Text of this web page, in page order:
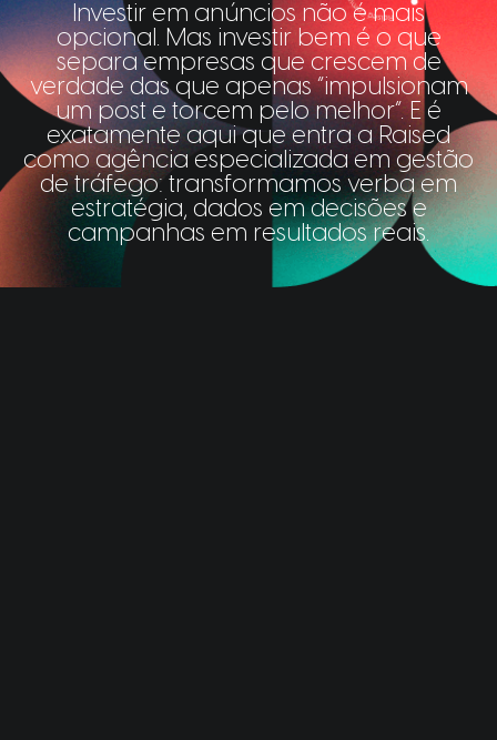
Investir em anúncios não é mais
opcional. Mas investir bem é o que
separa empresas que crescem de
verdade das que apenas “impulsionam
um post e torcem pelo melhor”. E é
exatamente aqui que entra a Raised
como agência especializada em gestão
de tráfego: transformamos verba em
estratégia, dados em decisões e
campanhas em resultados reais.